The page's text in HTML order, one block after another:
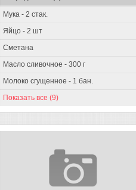
Мука - 2 стак.
Яйцо - 2 шт
Сметана
Масло сливочное - 300 г
Молоко сгущенное - 1 бан.
Показать все (9)